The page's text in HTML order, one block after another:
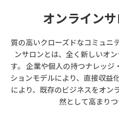
オンライン
質の高いクローズドなコミュニ
ンサロンとは、全く新しいオ
す。 企業や個人の持つナレッ
ションモデルにより、直接収益
により、既存のビジネスをオン
然として高まりつ